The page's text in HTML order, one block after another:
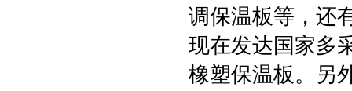
调保温板等，还
现在发达国家多
橡塑保温板。另